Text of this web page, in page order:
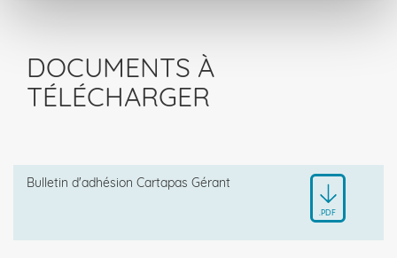
DOCUMENTS À
TÉLÉCHARGER
Bulletin d'adhésion Cartapas Gérant
.PDF